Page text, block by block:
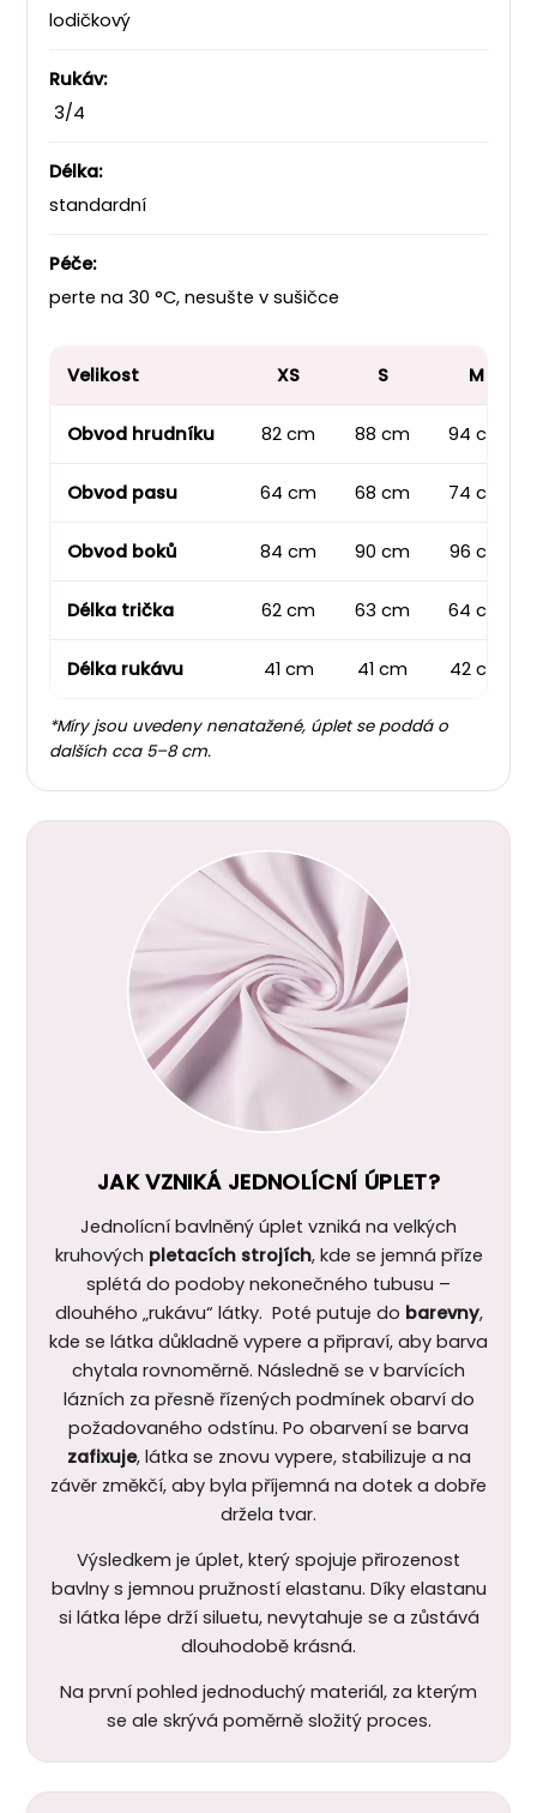
lodičkový
Rukáv:
3/4
Délka:
standardní
Péče:
perte na 30 °C, nesušte v sušičce
Velikost XS S M
Obvod hrudníku 82 cm 88 cm 94 cm
Obvod pasu 64 cm 68 cm 74 cm
Obvod boků 84 cm 90 cm 96 cm
Délka trička 62 cm 63 cm 64 cm
Délka rukávu 41 cm 41 cm 42 cm
*Míry jsou uvedeny nenatažené, úplet se poddá o
dalších cca 5–8 cm.
JAK VZNIKÁ JEDNOLÍCNÍ ÚPLET?
Jednolícní bavlněný úplet vzniká na velkých
kruhových pletacích strojích, kde se jemná příze
splétá do podoby nekonečného tubusu –
dlouhého „rukávu“ látky. Poté putuje do barevny,
kde se látka důkladně vypere a připraví, aby barva
chytala rovnoměrně. Následně se v barvících
lázních za přesně řízených podmínek obarví do
požadovaného odstínu. Po obarvení se barva
zafixuje, látka se znovu vypere, stabilizuje a na
závěr změkčí, aby byla příjemná na dotek a dobře
držela tvar.
Výsledkem je úplet, který spojuje přirozenost
bavlny s jemnou pružností elastanu. Díky elastanu
si látka lépe drží siluetu, nevytahuje se a zůstává
dlouhodobě krásná.
Na první pohled jednoduchý materiál, za kterým
se ale skrývá poměrně složitý proces.